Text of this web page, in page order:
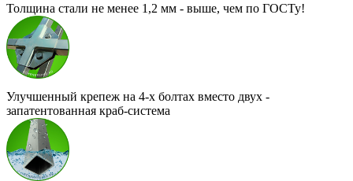
Толщина стали не менее 1,2 мм - выше, чем по ГОСТу!
Улучшенный крепеж на 4-х болтах вместо двух -
запатентованная краб-система